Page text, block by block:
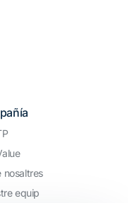
nosaltres
equip